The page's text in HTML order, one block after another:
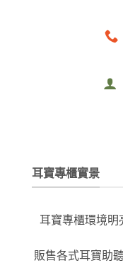
耳寶專櫃實景
耳寶專櫃環境明
販售各式耳寶助